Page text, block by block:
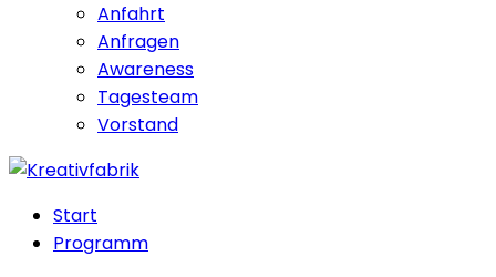
Anfahrt
Anfragen
Awareness
Tagesteam
Vorstand
Start
Programm